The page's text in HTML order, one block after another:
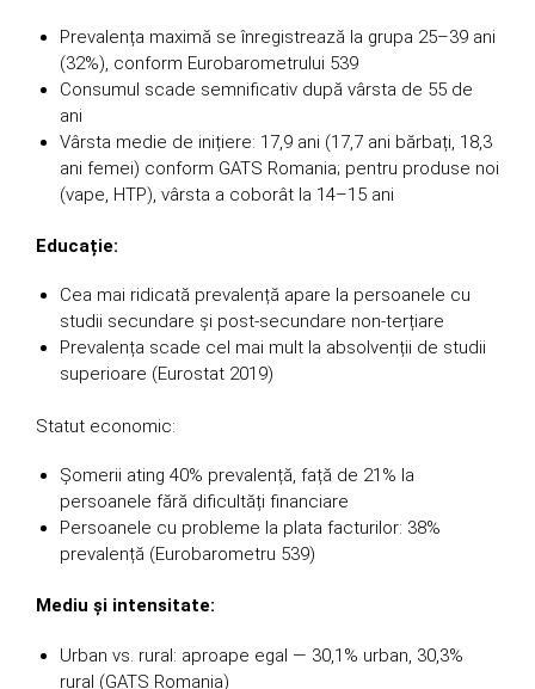
Prevalența maximă se înregistrează la grupa 25–39 ani
(32%), conform Eurobarometrului 539
Consumul scade semnificativ după vârsta de 55 de
ani
Vârsta medie de inițiere: 17,9 ani (17,7 ani bărbați, 18,3
ani femei) conform GATS Romania; pentru produse noi
(vape, HTP), vârsta a coborât la 14–15 ani
Educație:
Cea mai ridicată prevalență apare la persoanele cu
studii secundare și post-secundare non-terțiare
Prevalența scade cel mai mult la absolvenții de studii
superioare (Eurostat 2019)
Statut economic:
Șomerii ating 40% prevalență, față de 21% la
persoanele fără dificultăți financiare
Persoanele cu probleme la plata facturilor: 38%
prevalență (Eurobarometru 539)
Mediu și intensitate:
Urban vs. rural: aproape egal — 30,1% urban, 30,3%
rural (GATS Romania)